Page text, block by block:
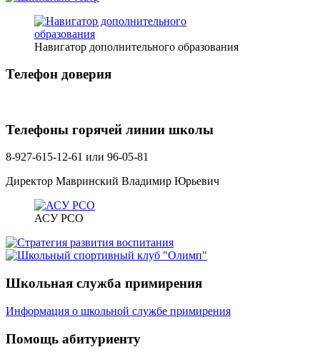
Навигатор дополнительного образования
Телефон доверия
Телефоны горячей линии школы
8-927-615-12-61 или 96-05-81
Директор Мавринский Владимир Юрьевич
АСУ РСО
Школьная служба примирения
Информация о школьной службе примирения
Помощь абитуриенту